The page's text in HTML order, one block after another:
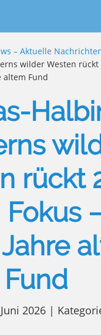
– Aktuelle
wilder Westen
altem Fund
rückt
Fund
2026 |